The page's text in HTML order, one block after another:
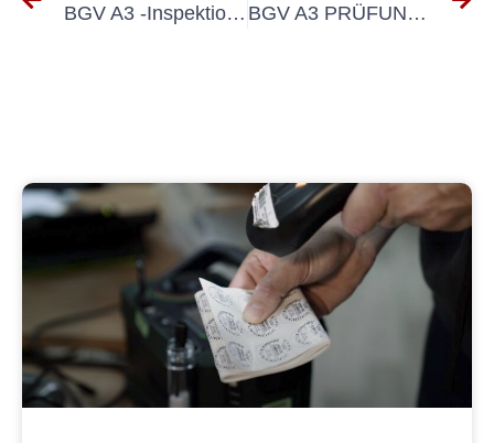
BGV A3 -Inspektionsintervalle verstehen: Was Sie wissen müssen BGV A3 PRÜFUNG: War Sie über